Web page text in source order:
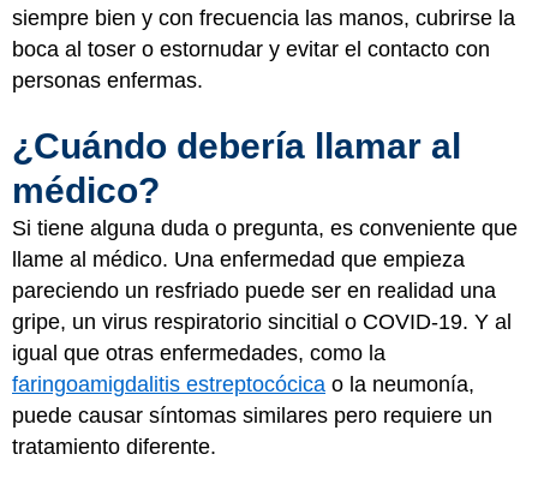
siempre bien y con frecuencia las manos, cubrirse la
boca al toser o estornudar y evitar el contacto con
personas enfermas.
¿Cuándo debería llamar al
médico?
Si tiene alguna duda o pregunta, es conveniente que
llame al médico. Una enfermedad que empieza
pareciendo un resfriado puede ser en realidad una
gripe, un virus respiratorio sincitial o COVID-19. Y al
igual que otras enfermedades, como la
faringoamigdalitis estreptocócica o la neumonía,
puede causar síntomas similares pero requiere un
tratamiento diferente.